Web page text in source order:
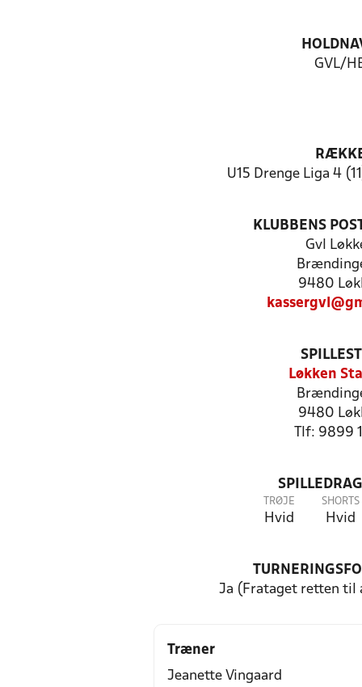
GVL/
U15 Drenge Liga 4
KLUBBENS
Gvl
9480
Løkken
9480
Tlf: 9899
TRØJE
Hvid
SHORTS
Hvid
Ja (Frataget retten til
Træner
Jeanette Vingaard